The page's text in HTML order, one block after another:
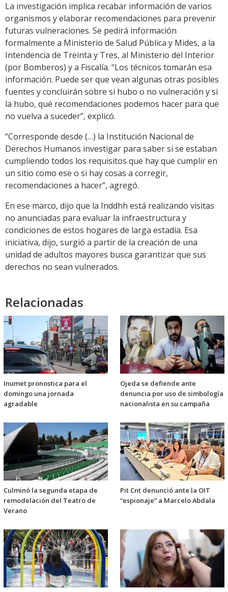
La investigación implica recabar información de varios
organismos y elaborar recomendaciones para prevenir
futuras vulneraciones. Se pedirá información
formalmente a Ministerio de Salud Pública y Mides, a la
Intendencia de Treinta y Tres, al Ministerio del Interior
(por Bomberos) y a Fiscalía. “Los técnicos tomarán esa
información. Puede ser que vean algunas otras posibles
fuentes y concluirán sobre si hubo o no vulneración y si
la hubo, qué recomendaciones podemos hacer para que
no vuelva a suceder”, explicó.
“Corresponde desde (…) la Institución Nacional de
Derechos Humanos investigar para saber si se estaban
cumpliendo todos los requisitos que hay que cumplir en
un sitio como ese o si hay cosas a corregir,
recomendaciones a hacer”, agregó.
En ese marco, dijo que la Inddhh está realizando visitas
no anunciadas para evaluar la infraestructura y
condiciones de estos hogares de larga estadía. Esa
iniciativa, dijo, surgió a partir de la creación de una
unidad de adultos mayores busca garantizar que sus
derechos no sean vulnerados.
Relacionadas
Inumet pronostica para el
domingo una jornada
agradable
Ojeda se defiende ante
denuncia por uso de simbología
nacionalista en su campaña
Culminó la segunda etapa de
remodelación del Teatro de
Verano
Pit Cnt denunció ante la OIT
“espionaje” a Marcelo Abdala